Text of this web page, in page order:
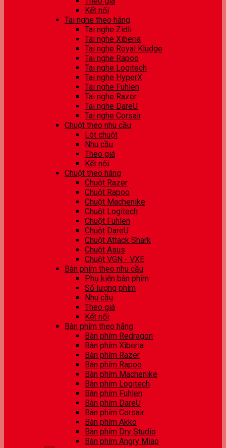
Kết nối
Tai nghe theo hãng
Tai nghe Zidli
Tai nghe Xiberia
Tai nghe Royal Kludge
Tai nghe Rapoo
Tai nghe Logitech
Tai nghe HyperX
Tai nghe Fuhlen
Tai nghe Razer
Tai nghe DareU
Tai nghe Corsair
Chuột theo nhu cầu
Lót chuột
Nhu cầu
Theo giá
Kết nối
Chuột theo hãng
Chuột Razer
Chuột Rapoo
Chuột Machenike
Chuột Logitech
Chuột Fuhlen
Chuột DareU
Chuột Attack Shark
Chuột Asus
Chuột VGN - VXE
Bàn phím theo nhu cầu
Phụ kiện bàn phím
Số lượng phím
Nhu cầu
Theo giá
Kết nối
Bàn phím theo hãng
Bàn phím Redragon
Bàn phím Xiberia
Bàn phím Razer
Bàn phím Rapoo
Bàn phím Machenike
Bàn phím Logitech
Bàn phím Fuhlen
Bàn phím DareU
Bàn phím Corsair
Bàn phím Akko
Bàn phím Dry Studio
Bàn phím Angry Miao